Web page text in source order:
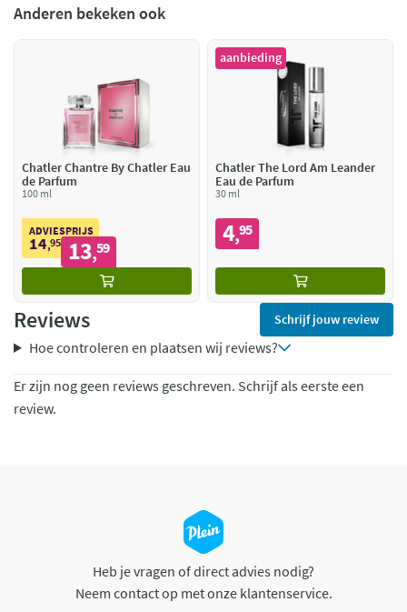
Anderen bekeken ook
Chatler Chantre By Chatler Eau
de Parfum
100 ml
ADVIESPRIJS
14,95 13,59
aanbieding
Chatler The Lord Am Leander
Eau de Parfum
30 ml
4,95
Reviews Schrijf jouw review
Hoe controleren en plaatsen wij reviews?
Er zijn nog geen reviews geschreven. Schrijf als eerste een
review.
Heb je vragen of direct advies nodig?
Neem contact op met onze klantenservice.